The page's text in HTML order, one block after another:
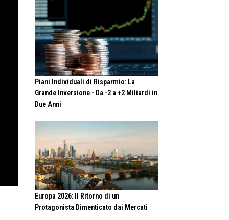
Piani Individuali di Risparmio: La
Grande Inversione - Da -2 a +2 Miliardi in
Due Anni
Europa 2026: Il Ritorno di un
Protagonista Dimenticato dai Mercati